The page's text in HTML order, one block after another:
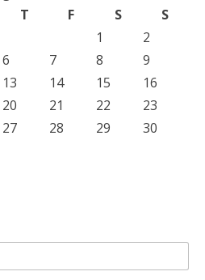
T F S
S
1
2
6 7 8
9
13 14 15
16
20 21 22
23
27 28 29
30